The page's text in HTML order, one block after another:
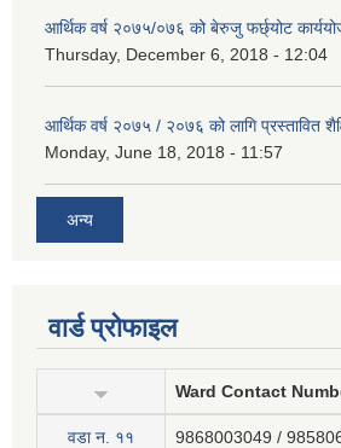
आर्थिक वर्ष २०७५/०७६ को बेरुजु फर्छ्योट
Thursday, December 6, 2018 - 12:04
आर्थिक वर्ष २०७५ / २०७६ को लागि प्रस्तावित
Monday, June 18, 2018 - 11:57
अन्य
वार्ड प्रोफाइल
Ward Contact
वडा न‍. ११ 9868003049 /